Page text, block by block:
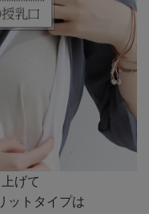
げて
ットタイプは